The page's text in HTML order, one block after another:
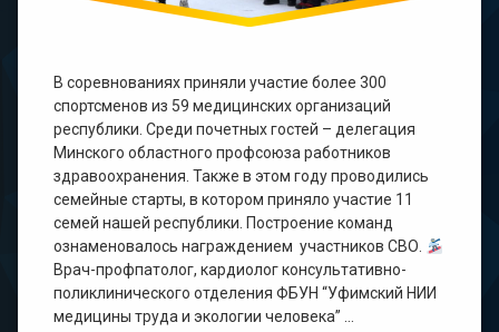
В соревнованиях приняли участие более 300
спортсменов из 59 медицинских организаций
республики. Среди почетных гостей – делегация
Минского областного профсоюза работников
здравоохранения. Также в этом году проводились
семейные старты, в котором приняло участие 11
семей нашей республики. Построение команд
ознаменовалось награждением участников СВО.
Врач-профпатолог, кардиолог консультативно-
поликлинического отделения ФБУН “Уфимский НИИ
медицины труда и экологии человека” …